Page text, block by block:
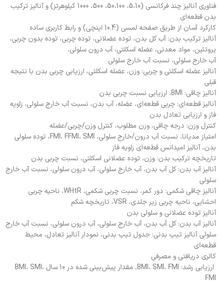
فناوری آنالیز چند فرکانسی (5،10، 50،100، 500، 1000 کیلوهرتز) و آنالیز ترکیب
بدن قطعه‌ای
کارکرد آسان از طریق صفحه لمسی (10.4 اینچی) و رابط کاربری ساده
آنالیز ترکیب بدن: آب کل بدن، توده عضلانی، توده چربی، توده بدون چربی،
پروتئین، مواد معدنی، عضله اسکلتی، آب درون سلولی،
آب خارج سلولی، نسبت آب خارج سلولی
آنالیز عضله اسکلتی و چربی: وزن، عضله اسکلتی، ارزیابی چربی بدن با نتیجه
قبلی
آنالیز چاقی: BMI، ارزیابی نسبت چربی بدن
آنالیز قطعه‌ای: چربی قطعه‌ای، عضله، آب بدن، نسبت آب خارج سلولی، زاویه
فاز و ارزیابی تعادل بدن
کنترل وزن: درجه چاقی، وزن مطلوب، کنترل وزن/چربی/عضله
امتیاز مدیانا، نسبت آب درون/خارج سلولی، FMI، FFMI، SMI، توده سلولی
بدن، آنالیز امپدانس قطعه‌ای زاویه فاز
تاریخچه ترکیب بدن: وزن، توده عضلانی اسکلتی، نسبت چربی بدن
آنالیز آب بدن: کل آب بدن، آب خارج سلولی، آب درون سلولی، نسبت آب خارج
سلولی
آنالیز چاقی شکمی: دور کمر، نسبت چربی شکمی، WHtR، ناحیه چربی
احشایی، ناحیه چربی زیر جلدی، VSR، تاریخچه شکم
آنالیز توده عضلانی و سلولی بدن
آنالیز آب بدن: کل آب بدن، آب خارج سلولی، آب درون سلولی، نسبت آب خارج
سلولی آنالیز تیپ بدنی: جدول تیپ بدنی، نمودار آنالیز تعادل، محیط
قطعه‌ای
کالری دریافتی و مصرفی
ارزیابی رشد: BMI، SMI، FMI، مقدار پیش‌بینی شده در 10 سال BMI، SMI،
FMI